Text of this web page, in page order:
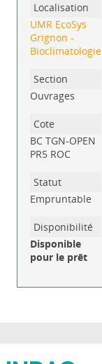
UMR EcoSys
Grignon -
Bioclimatologie
Ouvrages
BC TGN-OPEN
PR5 ROC
Empruntable
Disponible
pour le prêt